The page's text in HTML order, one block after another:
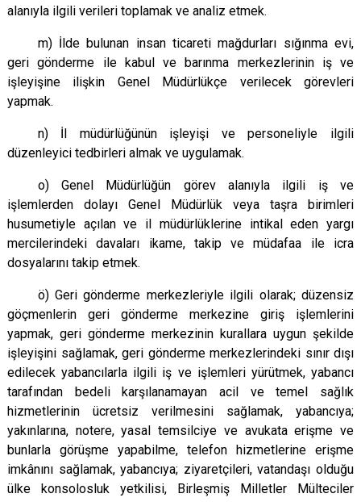
alanıyla ilgili verileri toplamak ve analiz etmek.
m) İlde bulunan insan ticareti mağdurları sığınma evi,
geri gönderme ile kabul ve barınma merkezlerinin iş ve
işleyişine ilişkin Genel Müdürlükçe verilecek görevleri
yapmak.
n) İl müdürlüğünün işleyişi ve personeliyle ilgili
düzenleyici tedbirleri almak ve uygulamak.
o) Genel Müdürlüğün görev alanıyla ilgili iş ve
işlemlerden dolayı Genel Müdürlük veya taşra birimleri
husumetiyle açılan ve il müdürlüklerine intikal eden yargı
mercilerindeki davaları ikame, takip ve müdafaa ile icra
dosyalarını takip etmek.
ö) Geri gönderme merkezleriyle ilgili olarak; düzensiz
göçmenlerin geri gönderme merkezine giriş işlemlerini
yapmak, geri gönderme merkezinin kurallara uygun şekilde
işleyişini sağlamak, geri gönderme merkezlerindeki sınır dışı
edilecek yabancılarla ilgili iş ve işlemleri yürütmek, yabancı
tarafından bedeli karşılanamayan acil ve temel sağlık
hizmetlerinin ücretsiz verilmesini sağlamak, yabancıya;
yakınlarına, notere, yasal temsilciye ve avukata erişme ve
bunlarla görüşme yapabilme, telefon hizmetlerine erişme
imkânını sağlamak, yabancıya; ziyaretçileri, vatandaşı olduğu
ülke konsolosluk yetkilisi, Birleşmiş Milletler Mülteciler